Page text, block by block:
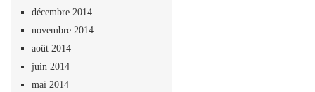
décembre 2014
novembre 2014
août 2014
juin 2014
mai 2014